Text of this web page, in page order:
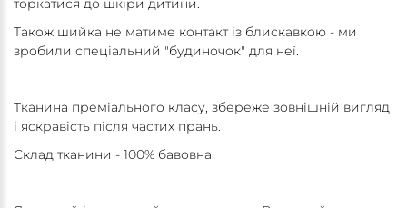
торкатися до шкіри дитини.
Також шийка не матиме контакт із блискавкою - ми
зробили спеціальний "будиночок" для неї.
Тканина преміального класу, збереже зовнішній вигляд
і яскравість після частих прань.
Склад тканини - 100% бавовна.